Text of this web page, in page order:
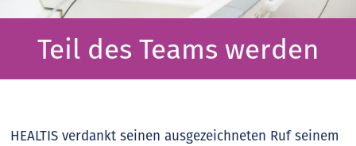
Teil des Teams werden
HEALTIS verdankt seinen ausgezeichneten Ruf seinem